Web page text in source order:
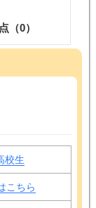
（0）
校生
こちら